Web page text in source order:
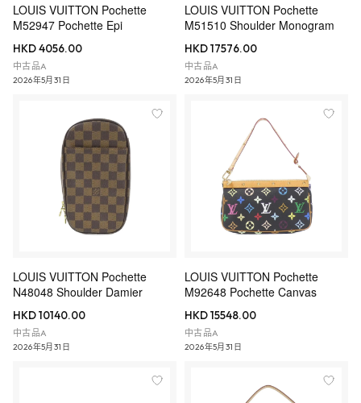
LOUIS VUITTON Pochette
M52947 Pochette Epi
HKD 4056.00
中古品A
2026年5月31日
LOUIS VUITTON Pochette
M51510 Shoulder Monogram
HKD 17576.00
中古品A
2026年5月31日
LOUIS VUITTON Pochette
N48048 Shoulder Damier
HKD 10140.00
中古品A
2026年5月31日
LOUIS VUITTON Pochette
M92648 Pochette Canvas
HKD 15548.00
中古品A
2026年5月31日